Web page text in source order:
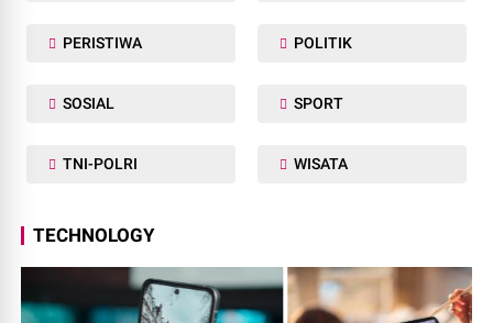
PERISTIWA POLITIK
SOSIAL SPORT
TNI-POLRI WISATA
TECHNOLOGY